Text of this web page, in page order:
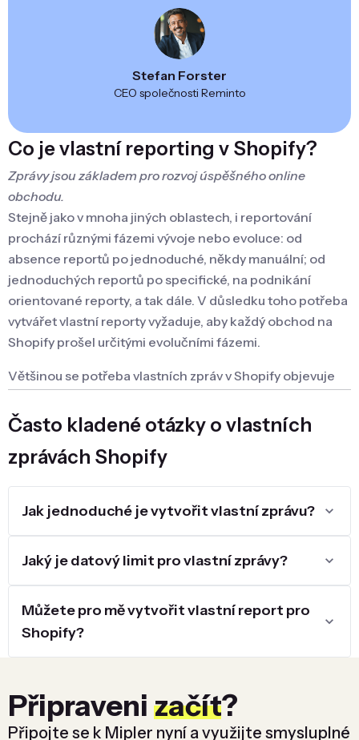
Stefan Forster
CEO společnosti Reminto
Co je vlastní reporting v Shopify?
Zprávy jsou základem pro rozvoj úspěšného online
obchodu.
Stejně jako v mnoha jiných oblastech, i reportování
prochází různými fázemi vývoje nebo evoluce: od
absence reportů po jednoduché, někdy manuální; od
jednoduchých reportů po specifické, na podnikání
orientované reporty, a tak dále. V důsledku toho potřeba
vytvářet vlastní reporty vyžaduje, aby každý obchod na
Shopify prošel určitými evolučními fázemi.
Většinou se potřeba vlastních zpráv v Shopify objevuje
Sheets nebo podobnými metodami.
Kdy jsou vlastní zprávy Shopify tak
důležité?
Vytváření vlastních reportů se stává naléhavou potřebou
pro online obchod během nastavení, optimalizace nebo
doladění jeho pracovních postupů. V podstatě jsou
přistupovat k potřebným datům a zároveň eliminují chyby
ve výpočtech. Každý pracovní postup nebo skupina
zaměstnanců může používat svůj vlastní soubor reportů,
Jaké klíčové funkce by měla mít
Často kladené otázky o vlastních
zprávách Shopify
Jak jednoduché je vytvořit vlastní zprávu?
Jaký je datový limit pro vlastní zprávy?
Můžete pro mě vytvořit vlastní report pro
Shopify?
Připraveni začít?
Připojte se k Mipler nyní a využijte smysluplné